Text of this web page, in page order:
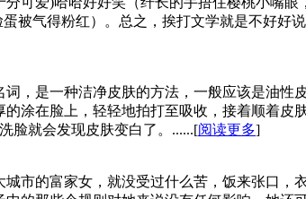
被气得粉红）。总之，挨打文学就是不好
，是一种洁净皮肤的方法，一般应该是油
涂在脸上，轻轻地拍打至吸收，接着顺着
脸就会发现皮肤变白了。......[阅读更多]
市的富家女，就没受过什么苦，饭来张口